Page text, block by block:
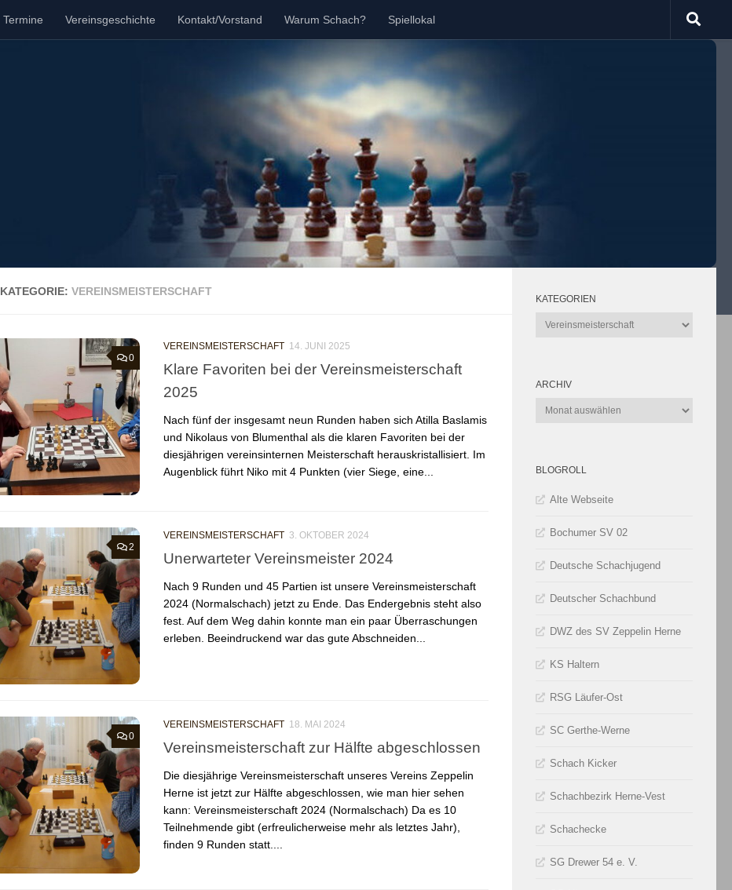
Termine Vereinsgeschichte Kontakt/Vorstand Warum Schach? Spiellokal
KATEGORIE:VEREINSMEISTERSCHAFT
0
VEREINSMEISTERSCHAFT 14. JUNI 2025
Klare Favoriten bei der Vereinsmeisterschaft
2025
Nach fünf der insgesamt neun Runden haben sich Atilla Baslamis
und Nikolaus von Blumenthal als die klaren Favoriten bei der
diesjährigen vereinsinternen Meisterschaft herauskristallisiert. Im
Augenblick führt Niko mit 4 Punkten (vier Siege, eine...
2
VEREINSMEISTERSCHAFT 3. OKTOBER 2024
Unerwarteter Vereinsmeister 2024
Nach 9 Runden und 45 Partien ist unsere Vereinsmeisterschaft
2024 (Normalschach) jetzt zu Ende. Das Endergebnis steht also
fest. Auf dem Weg dahin konnte man ein paar Überraschungen
erleben. Beeindruckend war das gute Abschneiden...
0
VEREINSMEISTERSCHAFT 18. MAI 2024
Vereinsmeisterschaft zur Hälfte abgeschlossen
Die diesjährige Vereinsmeisterschaft unseres Vereins Zeppelin
Herne ist jetzt zur Hälfte abgeschlossen, wie man hier sehen
kann: Vereinsmeisterschaft 2024 (Normalschach) Da es 10
Teilnehmende gibt (erfreulicherweise mehr als letztes Jahr),
finden 9 Runden statt....
KATEGORIEN
Kategorien
ARCHIV
Archiv
BLOGROLL
Alte Webseite
Bochumer SV 02
Deutsche Schachjugend
Deutscher Schachbund
DWZ des SV Zeppelin Herne
KS Haltern
RSG Läufer-Ost
SC Gerthe-Werne
Schach Kicker
Schachbezirk Herne-Vest
Schachecke
SG Drewer 54 e. V.